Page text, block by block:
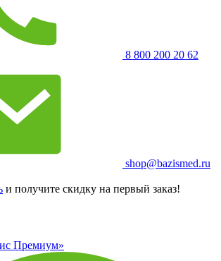
8 800 200 20 62
shop@bazismed.ru
и получите скидку на первый заказ!
Премиум»